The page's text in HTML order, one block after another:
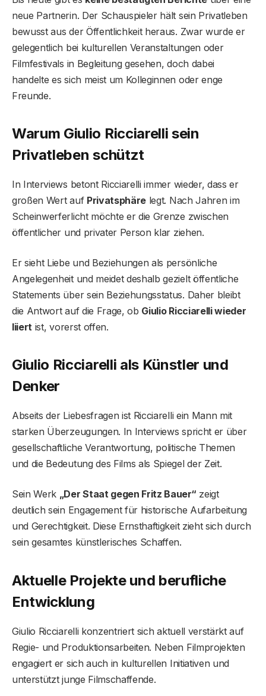
neue Partnerin. Der Schauspieler hält sein Privatleben
bewusst aus der Öffentlichkeit heraus. Zwar wurde er
gelegentlich bei kulturellen Veranstaltungen oder
Filmfestivals in Begleitung gesehen, doch dabei
handelte es sich meist um Kolleginnen oder enge
Freunde.
Warum Giulio Ricciarelli sein
Privatleben schützt
In Interviews betont Ricciarelli immer wieder, dass er
großen Wert auf Privatsphäre legt. Nach Jahren im
Scheinwerferlicht möchte er die Grenze zwischen
öffentlicher und privater Person klar ziehen.
Er sieht Liebe und Beziehungen als persönliche
Angelegenheit und meidet deshalb gezielt öffentliche
Statements über sein Beziehungsstatus. Daher bleibt
die Antwort auf die Frage, ob Giulio Ricciarelli wieder
liiert ist, vorerst offen.
Giulio Ricciarelli als Künstler und
Denker
Abseits der Liebesfragen ist Ricciarelli ein Mann mit
starken Überzeugungen. In Interviews spricht er über
gesellschaftliche Verantwortung, politische Themen
und die Bedeutung des Films als Spiegel der Zeit.
Sein Werk „Der Staat gegen Fritz Bauer“ zeigt
deutlich sein Engagement für historische Aufarbeitung
und Gerechtigkeit. Diese Ernsthaftigkeit zieht sich durch
sein gesamtes künstlerisches Schaffen.
Aktuelle Projekte und berufliche
Entwicklung
Giulio Ricciarelli konzentriert sich aktuell verstärkt auf
Regie- und Produktionsarbeiten. Neben Filmprojekten
engagiert er sich auch in kulturellen Initiativen und
unterstützt junge Filmschaffende.